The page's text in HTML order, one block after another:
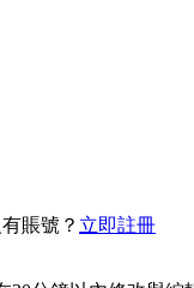
賬號？ 立即註冊